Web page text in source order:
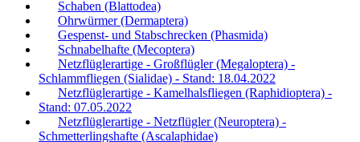
Schaben (Blattodea)
Ohrwürmer (Dermaptera)
Gespenst- und Stabschrecken (Phasmida)
Schnabelhafte (Mecoptera)
Netzflüglerartige - Großflügler (Megaloptera) -
Schlammfliegen (Sialidae) - Stand: 18.04.2022
Netzflüglerartige - Kamelhalsfliegen (Raphidioptera) -
Stand: 07.05.2022
Netzflüglerartige - Netzflügler (Neuroptera) -
Schmetterlingshafte (Ascalaphidae)